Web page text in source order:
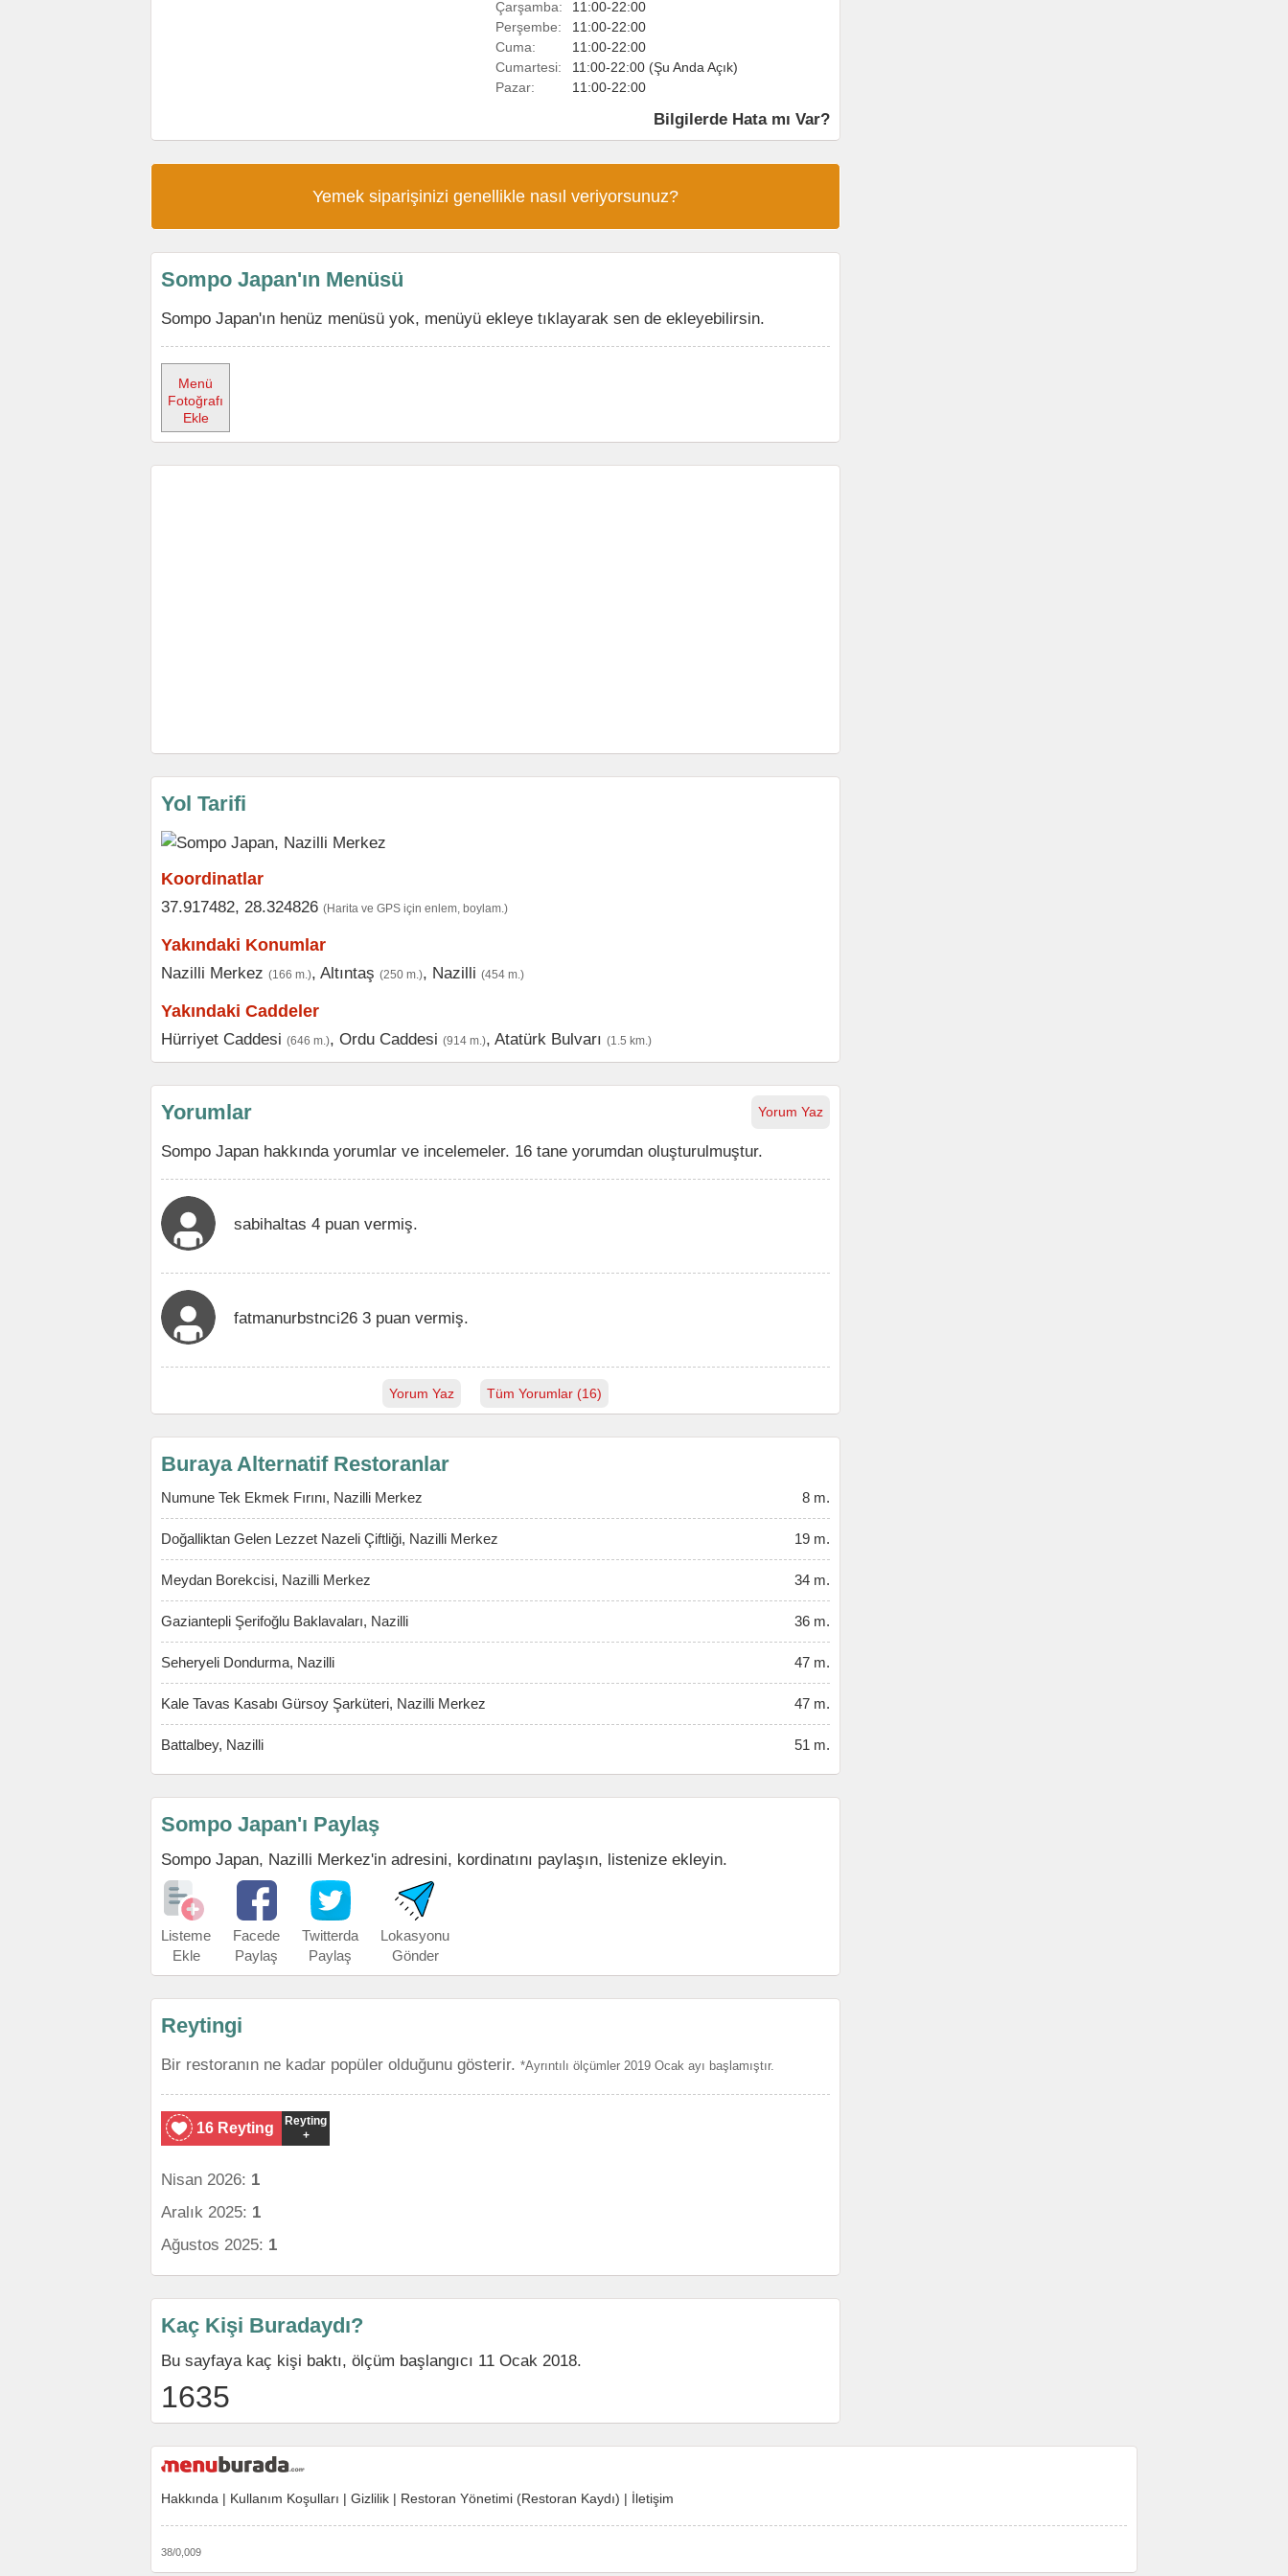
Çarşamba:
11:00-22:00
Perşembe:
11:00-22:00
Cuma:
11:00-22:00
Cumartesi:
11:00-22:00 (Şu Anda Açık)
Pazar:
11:00-22:00
Bilgilerde Hata mı Var?
Yemek siparişinizi genellikle nasıl veriyorsunuz?
Sompo Japan'ın Menüsü
Sompo Japan'ın henüz menüsü yok, menüyü ekleye tıklayarak sen de ekleyebilirsin.
Menü
Fotoğrafı
Ekle
Yol Tarifi
Koordinatlar
37.917482, 28.324826 (Harita ve GPS için enlem, boylam.)
Yakındaki Konumlar
Nazilli Merkez (166 m.), Altıntaş (250 m.), Nazilli (454 m.)
Yakındaki Caddeler
Hürriyet Caddesi (646 m.), Ordu Caddesi (914 m.), Atatürk Bulvarı (1.5 km.)
Yorum Yaz
Yorumlar
Sompo Japan hakkında yorumlar ve incelemeler. 16 tane yorumdan oluşturulmuştur.
sabihaltas 4 puan vermiş.
fatmanurbstnci26 3 puan vermiş.
Yorum Yaz Tüm Yorumlar (16)
Buraya Alternatif Restoranlar
Numune Tek Ekmek Fırını, Nazilli Merkez 8 m.
Doğalliktan Gelen Lezzet Nazeli Çiftliği, Nazilli Merkez 19 m.
Meydan Borekcisi, Nazilli Merkez 34 m.
Gaziantepli Şerifoğlu Baklavaları, Nazilli 36 m.
Seheryeli Dondurma, Nazilli 47 m.
Kale Tavas Kasabı Gürsoy Şarküteri, Nazilli Merkez 47 m.
Battalbey, Nazilli 51 m.
Sompo Japan'ı Paylaş
Sompo Japan, Nazilli Merkez'in adresini, kordinatını paylaşın, listenize ekleyin.
Listeme
Ekle
Facede
Paylaş
Twitterda
Paylaş
Lokasyonu
Gönder
Reytingi
Bir restoranın ne kadar popüler olduğunu gösterir. *Ayrıntılı ölçümler 2019 Ocak ayı başlamıştır.
16 Reyting
Reyting
+
Nisan 2026: 1
Aralık 2025: 1
Ağustos 2025: 1
Kaç Kişi Buradaydı?
Bu sayfaya kaç kişi baktı, ölçüm başlangıcı 11 Ocak 2018.
1635
Hakkında | Kullanım Koşulları | Gizlilik | Restoran Yönetimi (Restoran Kaydı) | İletişim
38/0,009